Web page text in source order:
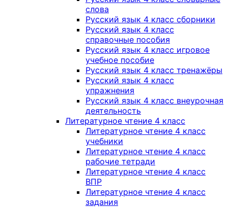
слова
Русский язык 4 класс сборники
Русский язык 4 класс
справочные пособия
Русский язык 4 класс игровое
учебное пособие
Русский язык 4 класс тренажёры
Русский язык 4 класс
упражнения
Русский язык 4 класс внеурочная
деятельность
Литературное чтение 4 класс
Литературное чтение 4 класс
учебники
Литературное чтение 4 класс
рабочие тетради
Литературное чтение 4 класс
ВПР
Литературное чтение 4 класс
задания